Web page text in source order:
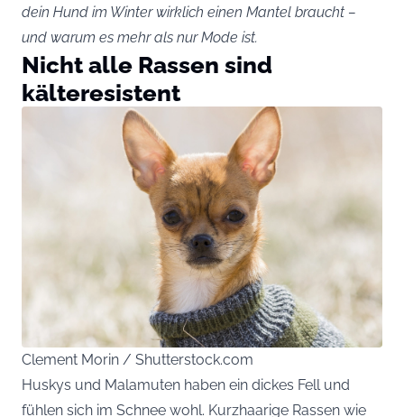
dein Hund im Winter wirklich einen Mantel braucht –
und warum es mehr als nur Mode ist.
Nicht alle Rassen sind
kälteresistent
Clement Morin / Shutterstock.com
Huskys und Malamuten haben ein dickes Fell und
fühlen sich im Schnee wohl. Kurzhaarige Rassen wie